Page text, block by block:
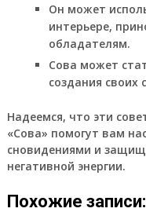
Он может
интерьере,
обладателям.
Сова может
создания своих
Надеемся, что эти
«Сова» помогут вам
сновидениями и
негативной энергии.
Похожие записи: